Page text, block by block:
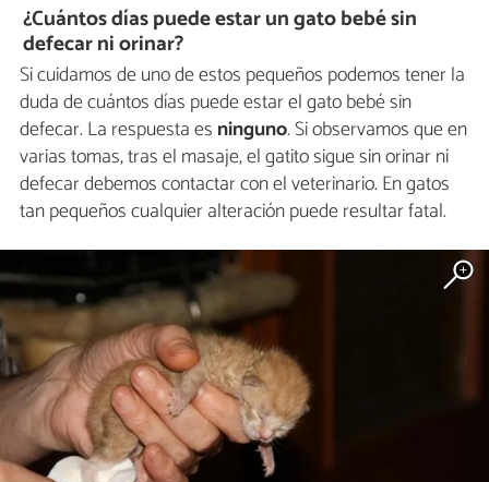
¿Cuántos días puede estar un gato bebé sin
defecar ni orinar?
Si cuidamos de uno de estos pequeños podemos tener la
duda de cuántos días puede estar el gato bebé sin
defecar. La respuesta es ninguno. Si observamos que en
varias tomas, tras el masaje, el gatito sigue sin orinar ni
defecar debemos contactar con el veterinario. En gatos
tan pequeños cualquier alteración puede resultar fatal.